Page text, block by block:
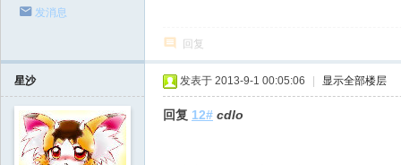
发消息
回复
星沙 发表于 2013-9-1 00:05:06 显示全部楼层
回复 12# cdlo